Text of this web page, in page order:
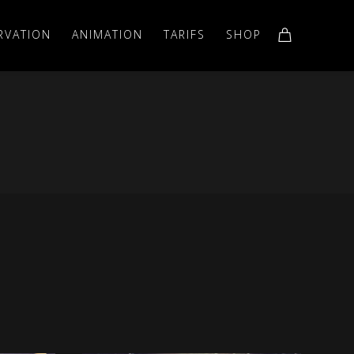
ANIMATION TARIFS SHOP